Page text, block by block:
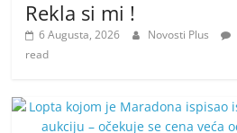
Rekla si mi !
6 Augusta, 2026 Novosti Plus
read